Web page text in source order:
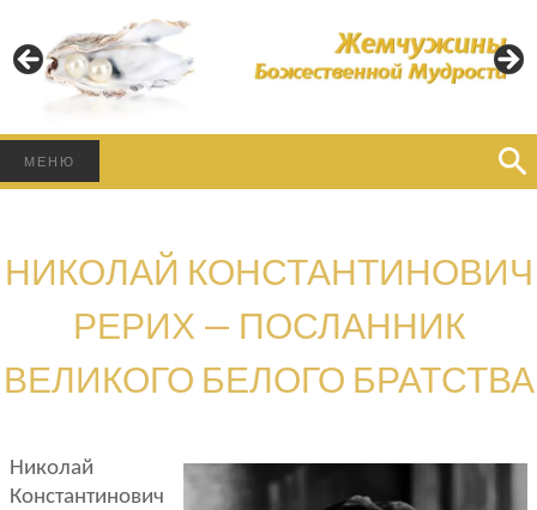
ЖЕМЧУЖИНЫ
БОЖЕСТВЕННОЙ
МУДРОСТИ
МЕНЮ Найти:
НИКОЛАЙ КОНСТАНТИНОВИЧ
РЕРИХ — ПОСЛАННИК
ВЕЛИКОГО БЕЛОГО БРАТСТВА
Николай
Константинович